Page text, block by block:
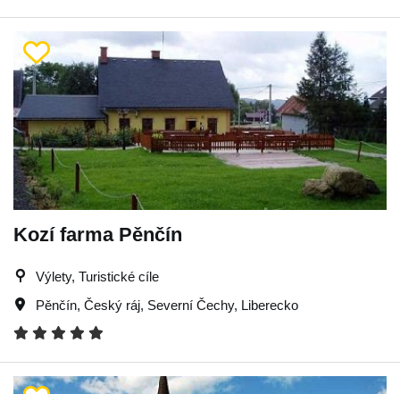
Kozí farma Pěnčín
Výlety, Turistické cíle
Pěnčín, Český ráj, Severní Čechy, Liberecko